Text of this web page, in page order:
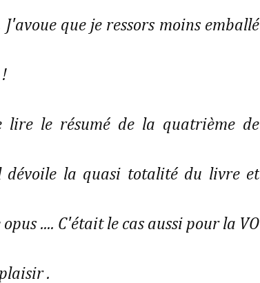
que je ressors moins emballé
le résumé de la quatrième de
dévoile la quasi totalité du livre et
.... C'était le cas aussi pour la VO
.